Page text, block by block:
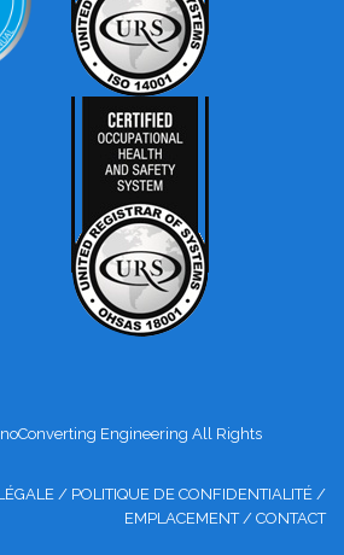
Engineering All Rights
/ POLITIQUE DE CONFIDENTIALITÉ /
EMPLACEMENT/ CONTACT